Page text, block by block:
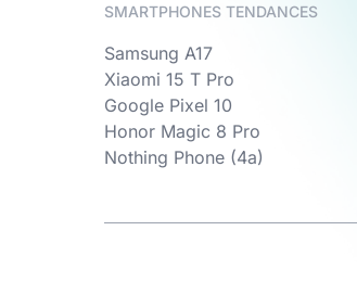
SMARTPHONES TENDANCES
Samsung A17
Xiaomi 15 T Pro
Google Pixel 10
Honor Magic 8 Pro
Nothing Phone (4a)